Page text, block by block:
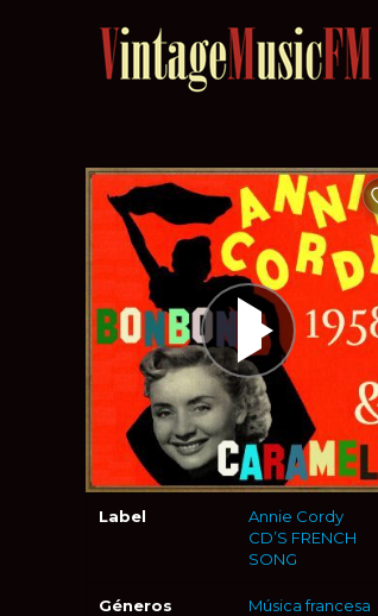
Label
Annie Cordy
CD’S FRENCH
SONG
Géneros
Música francesa